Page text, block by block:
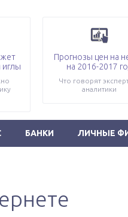
иглы
Прогнозы цен на
на 2016-2017
Что говорят
аналитики
БАНКИ ЛИЧНЫЕ